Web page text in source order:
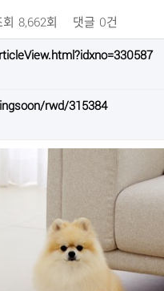
8,662회 댓글 0건
rwd/315384